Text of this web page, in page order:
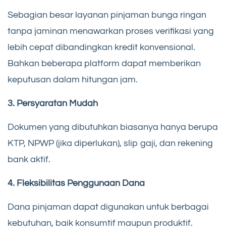
Sebagian besar layanan pinjaman bunga ringan
tanpa jaminan menawarkan proses verifikasi yang
lebih cepat dibandingkan kredit konvensional.
Bahkan beberapa platform dapat memberikan
keputusan dalam hitungan jam.
3. Persyaratan Mudah
Dokumen yang dibutuhkan biasanya hanya berupa
KTP, NPWP (jika diperlukan), slip gaji, dan rekening
bank aktif.
4. Fleksibilitas Penggunaan Dana
Dana pinjaman dapat digunakan untuk berbagai
kebutuhan, baik konsumtif maupun produktif.